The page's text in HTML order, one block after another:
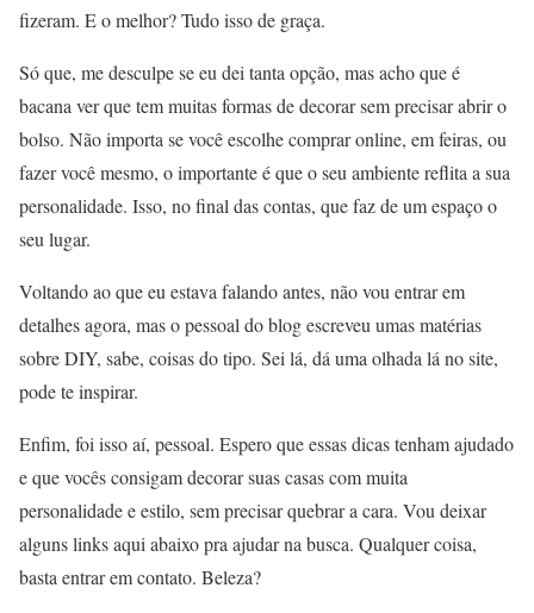
fizeram. E o melhor? Tudo isso de graça.
Só que, me desculpe se eu dei tanta opção, mas acho que é
bacana ver que tem muitas formas de decorar sem precisar abrir o
bolso. Não importa se você escolhe comprar online, em feiras, ou
fazer você mesmo, o importante é que o seu ambiente reflita a sua
personalidade. Isso, no final das contas, que faz de um espaço o
seu lugar.
Voltando ao que eu estava falando antes, não vou entrar em
detalhes agora, mas o pessoal do blog escreveu umas matérias
sobre DIY, sabe, coisas do tipo. Sei lá, dá uma olhada lá no site,
pode te inspirar.
Enfim, foi isso aí, pessoal. Espero que essas dicas tenham ajudado
e que vocês consigam decorar suas casas com muita
personalidade e estilo, sem precisar quebrar a cara. Vou deixar
alguns links aqui abaixo pra ajudar na busca. Qualquer coisa,
basta entrar em contato. Beleza?